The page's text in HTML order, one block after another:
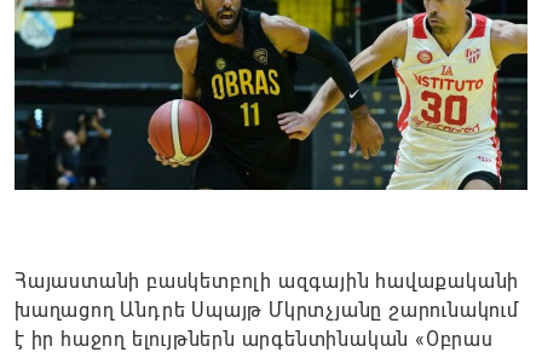
Հայաստանի բասկետբոլի ազգային հավաքականի
խաղացող Անդրե Սպայթ Մկրտչյանը շարունակում
է իր հաջող ելույթներն արգենտինական «Օբրաս